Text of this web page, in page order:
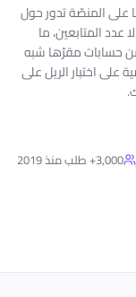
على المنصّة تدور حول
المتابعين، ما
حسابات مقرّها شبه
على اختبار الريل على
3,000+ طلب منذ 2019